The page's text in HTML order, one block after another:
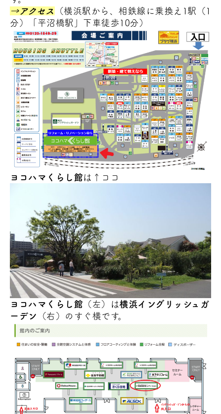
→アクセス
（横浜駅から、相鉄線に乗換え1駅（1
分）「平沼橋駅」下車徒歩10分）
ヨコハマくらし館 は↑ココ
ヨコハマくらし館 （左）は横浜イングリッシュガ
ーデン
（右）のすぐ横です。